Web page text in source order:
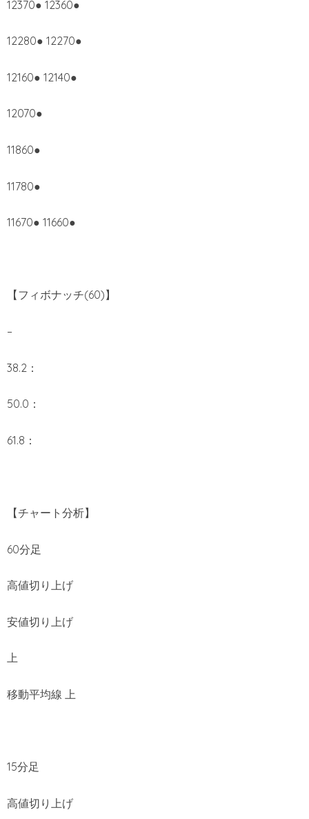
12370● 12360●
12280● 12270●
12160● 12140●
12070●
11860●
11780●
11670● 11660●
【フィボナッチ(60)】
–
38.2：
50.0：
61.8：
【チャート分析】
60分足
高値切り上げ
安値切り上げ
上
移動平均線 上
15分足
高値切り上げ